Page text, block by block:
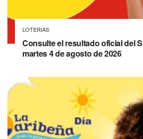
LOTERIAS
Consulte el resultado oficial del
martes 4 de agosto de 2026